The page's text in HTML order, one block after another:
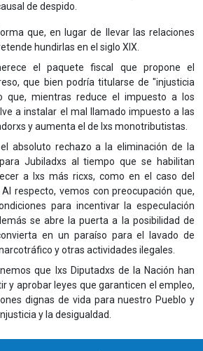
de despido.
que, en lugar de llevar las relaciones
hundirlas en el siglo XIX.
el paquete fiscal que propone el
que bien podría titularse de "injusticia
que, mientras reduce el impuesto a los
a instalar el mal llamado impuesto a las
y aumenta el de lxs monotributistas.
absoluto rechazo a la eliminación de la
Jubiladxs al tiempo que se habilitan
a lxs más ricxs, como en el caso del
respecto, vemos con preocupación que,
para incentivar la especulación
se abre la puerta a la posibilidad de
en un paraíso para el lavado de
y otras actividades ilegales.
que lxs Diputadxs de la Nación han
y aprobar leyes que garanticen el empleo,
dignas de vida para nuestro Pueblo y
y la desigualdad.